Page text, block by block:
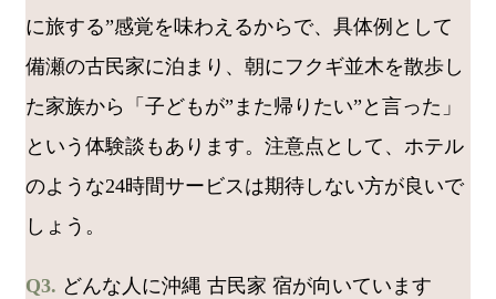
に旅する”感覚を味わえるからで、具体例として
備瀬の古民家に泊まり、朝にフクギ並木を散歩し
た家族から「子どもが”また帰りたい”と言った」
という体験談もあります。注意点として、ホテル
のような24時間サービスは期待しない方が良いで
しょう。
Q3. どんな人に沖縄 古民家 宿が向いています